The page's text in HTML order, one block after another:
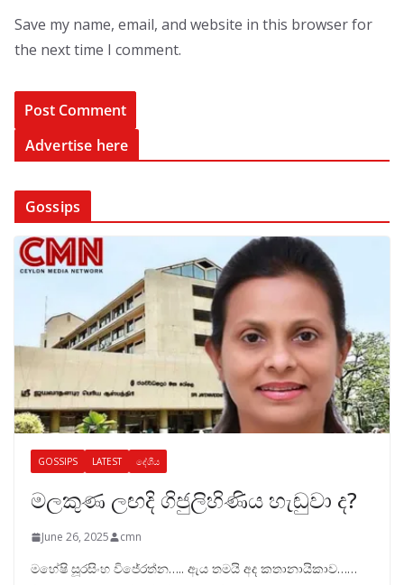
Save my name, email, and website in this browser for
the next time I comment.
Advertise here
Gossips
GOSSIPS LATEST දේශීය
මලකුණ ලඟදි ගිජුලිහිණිය හැඬුවා ද?
June 26, 2025 cmn
මහේෂි සූරසිංහ විජේරත්න….. ඇය තමයි අද කතානායිකාව……